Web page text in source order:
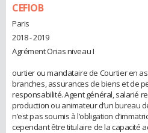
CEFIOB
Paris
2018 - 2019
Agrément Orias niveau I
ourtier ou mandataire de Courtier en
branches, assurances de biens et de
responsabilité. Agent général, salarié
production ou animateur d’un bureau
n’est pas soumis à l’obligation
cependant être titulaire de la capacité